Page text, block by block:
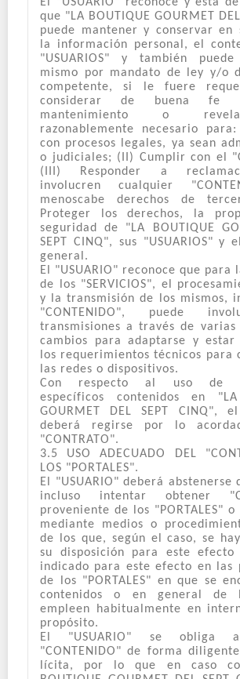
El "USUARIO" reconoce y está
que "LA BOUTIQUE GOURMET
puede mantener y conservar en
la información personal, el
"USUARIOS" y también
mismo por mandato de ley y/o
competente, si le fuere
considerar de buena fe
mantenimiento o
razonablemente necesario
con procesos legales, ya sean
o judiciales; (II) Cumplir con el
(III) Responder a
involucren cualquier
menoscabe derechos de
Proteger los derechos, la
seguridad de "LA BOUTIQUE
SEPT CINQ", sus "USUARIOS" y
general.
El "USUARIO" reconoce que para
de los "SERVICIOS", el
y la transmisión de los mismos,
"CONTENIDO", puede
transmisiones a través de
cambios para adaptarse y estar
los requerimientos técnicos para
las redes o dispositivos.
Con respecto al uso de
específicos contenidos en "LA
GOURMET DEL SEPT CINQ",
deberá regirse por lo
"CONTRATO".
3.5 USO ADECUADO DEL
LOS "PORTALES".
El "USUARIO" deberá abstenerse
incluso intentar obtener
proveniente de los "PORTALES" o
mediante medios o
de los que, según el caso, se
su disposición para este
indicado para este efecto en las
de los "PORTALES" en que se
contenidos o en general de
empleen habitualmente en
propósito.
El "USUARIO" se obliga
"CONTENIDO" de forma
lícita, por lo que en caso